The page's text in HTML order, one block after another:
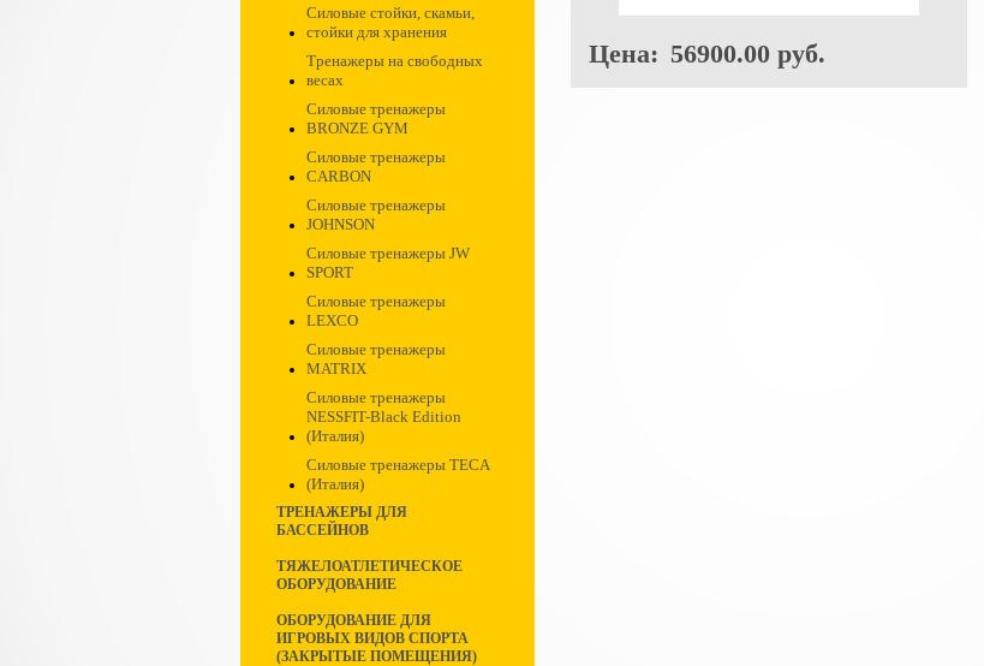
Силовые стойки, скамьи,
стойки для хранения
Тренажеры на свободных
весах
Силовые тренажеры
BRONZE GYM
Силовые тренажеры
CARBON
Силовые тренажеры
JOHNSON
Силовые тренажеры JW
SPORT
Силовые тренажеры
LEXCO
Силовые тренажеры
MATRIX
Силовые тренажеры
NESSFIT-Black Edition
(Италия)
Силовые тренажеры TECA
(Италия)
ТРЕНАЖЕРЫ ДЛЯ
БАССЕЙНОВ
ТЯЖЕЛОАТЛЕТИЧЕСКОЕ
ОБОРУДОВАНИЕ
ОБОРУДОВАНИЕ ДЛЯ
ИГРОВЫХ ВИДОВ СПОРТА
(ЗАКРЫТЫЕ ПОМЕЩЕНИЯ)
Цена: 56900.00 руб.